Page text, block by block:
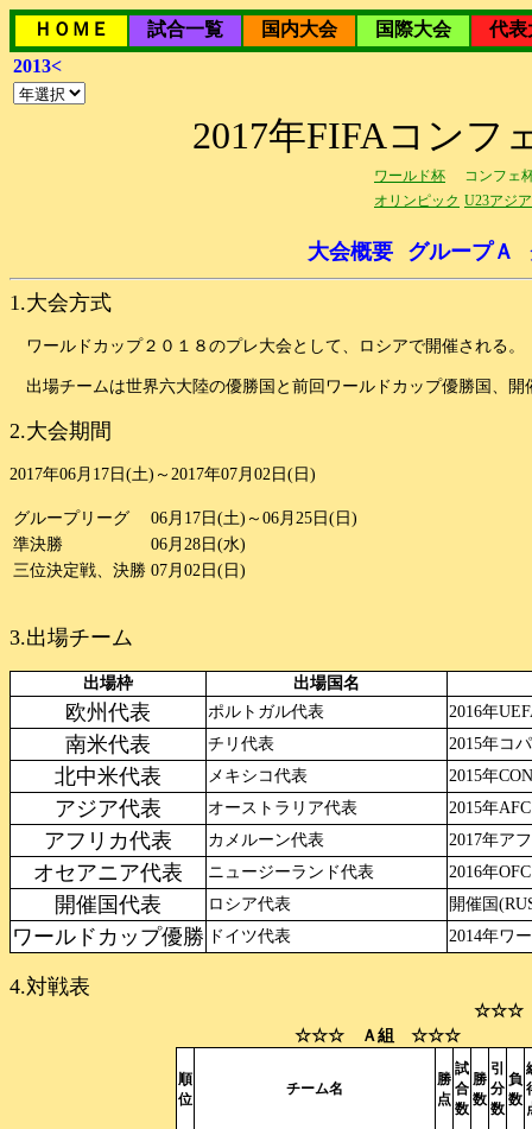
ＨＯＭＥ 試合一覧 国内大会 国際大会
代表
2013<
2017年FIFAコンフ
ワールド杯
コンフェ
オリンピック U23アジ
大会概要 グループＡ
1.大会方式
ワールドカップ２０１８のプレ大会として、ロシアで開催される。
出場チームは世界六大陸の優勝国と前回ワールドカップ優勝国、開
2.大会期間
2017年06月17日(土)～2017年07月02日(日)
グループリーグ
06月17日(土)～06月25日(日)
準決勝
06月28日(水)
三位決定戦、決勝 07月02日(日)
3.出場チーム
出場枠 出場国名
欧州代表 ポルトガル代表 2016年
南米代表 チリ代表 2015年コ
北中米代表 メキシコ代表 2015年
アジア代表 オーストラリア代表 2015年
アフリカ代表 カメルーン代表 2017年ア
オセアニア代表 ニュージーランド代表 2016年
開催国代表 ロシア代表 開催国
ワールドカップ優勝 ドイツ代表 2014年ワ
4.対戦表
☆☆☆
☆☆☆ Ａ組 ☆☆☆
順
位
チーム名
勝
点
試
合
数
勝
数
引
分
数
負
数